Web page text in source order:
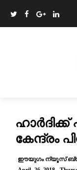
ഹാർദിക്ക്
കേന്ദ്രം
ഈയുഗം ന്യൂസ്